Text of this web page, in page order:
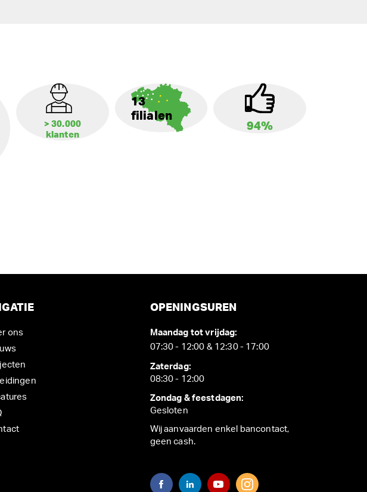
> 30.000
klanten
13
filialen
94%
ons
OPENINGSUREN
Maandag tot vrijdag:
07:30 - 12:00 & 12:30 - 17:00
Zaterdag:
08:30 - 12:00
Zondag & feestdagen:
Gesloten
Wij aanvaarden enkel bancontact,
geen cash.